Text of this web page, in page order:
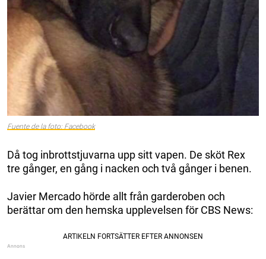
Fuente de la foto: Facebook
Då tog inbrottstjuvarna upp sitt vapen. De sköt Rex
tre gånger, en gång i nacken och två gånger i benen.
Javier Mercado hörde allt från garderoben och
berättar om den hemska upplevelsen för CBS News: